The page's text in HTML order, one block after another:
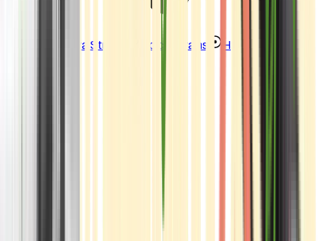
Sativa Strains Indica Strains Hybrid Strains